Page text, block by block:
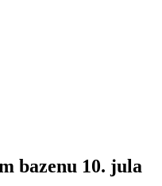
bazenu 10. jula